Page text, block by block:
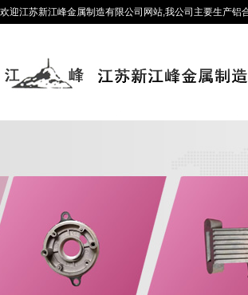
欢迎江苏新江峰金属制造有限公司网站,我公司主要生产